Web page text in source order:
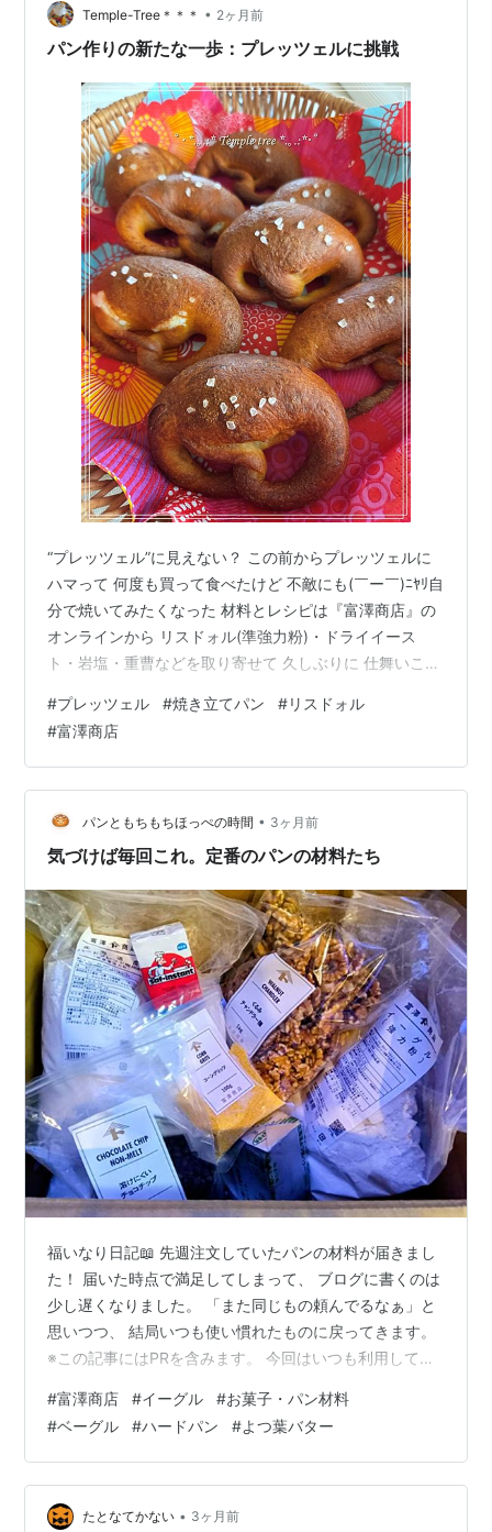
なくなってしまい あえなく、今日までストップしていた
▼最初のプレッツェルつくり michio-0…
Temple-Tree＊＊＊ • 2ヶ月前
パン作りの新たな一歩：プレッツェルに挑戦
“プレッツェル”に見えない？ この前からプレッツェルに
ハマって 何度も買って食べたけど 不敵にも(￣ー￣)ﾆﾔﾘ自
分で焼いてみたくなった 材料とレシピは『富澤商店』の
オンラインから リスドォル(準強力粉)・ドライイース
ト・岩塩・重曹などを取り寄せて 久しぶりに 仕舞いこん
ダーでこねて成形して ラウゲン液(重曹と水を沸かしたも
の)に浸してから ガスオーブンで焼いた 1個が小さめサイ
ズだったので ここを太めにしたら焼き上がりが硬くなら
ないと チャッピーが教えてくれたので 教えられた通りに
したつもりが･･･ なんか･･･不格好になった(*´∀｀) …
#プレッツェル #焼き立てパン #リスドォル
#富澤商店
パンともちもちほっぺの時間 • 3ヶ月前
気づけば毎回これ。定番のパンの材料たち
福いなり日記📖 先週注文していたパンの材料が届きまし
た！ 届いた時点で満足してしまって、 ブログに書くのは
少し遅くなりました。 「また同じもの頼んでるなぁ」と
思いつつ、 結局いつも使い慣れたものに戻ってきます。
※この記事にはPRを含みます。 今回はいつも利用してい
澤商店オンラインショップ】 ハードブレッド専用粉 いつ
ものカンパーニュは、この粉で作っています。 パリッと
焼ける感じが好きで、 気づけば何度もリピート。 イーグ
ル（強力粉） スーパーでよく見る「カメリア」も好きだ
けど、 最近は「イーグル」を選ぶことが多いです。 味が
#富澤商店 #イーグル #お菓子・パン材料
#ベーグル #ハードパン #よつ葉バター
たとなてかない • 3ヶ月前